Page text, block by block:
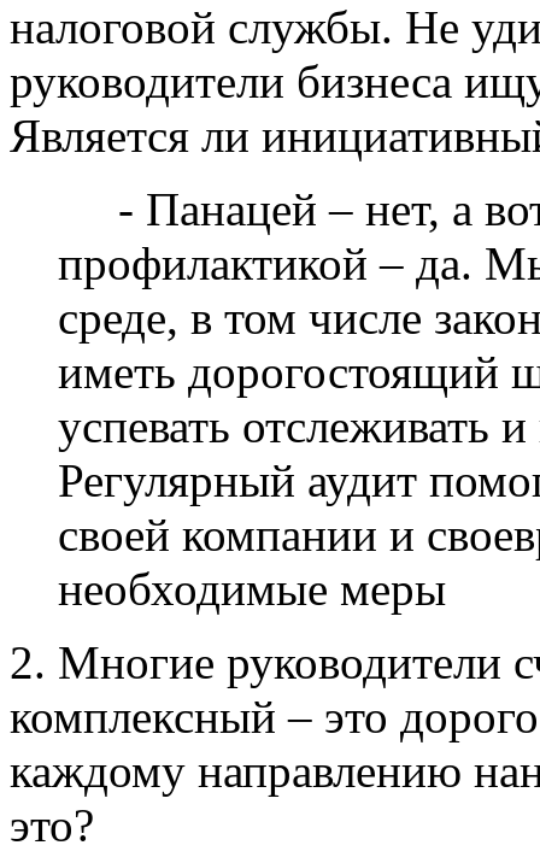
налоговой службы. Не
руководители бизнеса
Является ли
- Панацей – нет, а
профилактикой – да.
среде, в том числе
иметь дорогостоящий
успевать отслеживать
Регулярный аудит
своей компании и
необходимые меры
2. Многие руководители
комплексный – это
каждому направлению
это?